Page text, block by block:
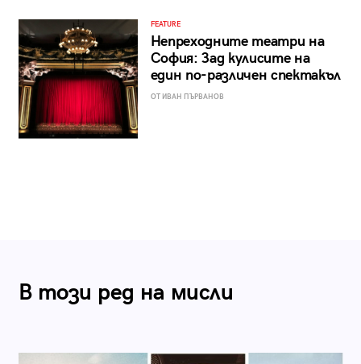
FEATURE
Непреходните театри на
София: Зад кулисите на
един по-различен спектакъл
ОТ ИВАН ПЪРВАНОВ
В този ред на мисли